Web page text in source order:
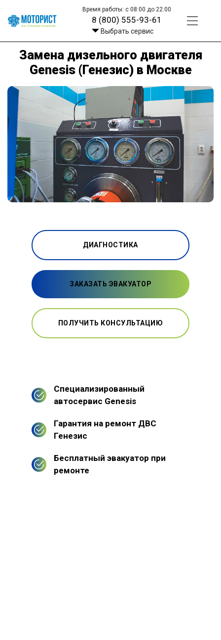
Время работы: с 08:00 до 22:00
8 (800) 555-93-61
Выбрать сервис
Замена дизельного двигателя
Genesis (Генезис) в Москве
ДИАГНОСТИКА
ЗАКАЗАТЬ ЭВАКУАТОР
ПОЛУЧИТЬ КОНСУЛЬТАЦИЮ
Специализированный
автосервис Genesis
Гарантия на ремонт ДВС
Генезис
Бесплатный эвакуатор при
ремонте